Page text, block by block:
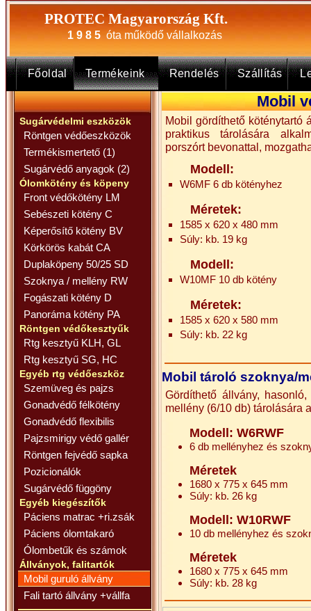
PROTEC Magyarország Kft.
1 9 8 5 óta működő vállalkozás
Főoldal Termékeink Rendelés Szállítás
Mobil
Mobil gördíthető köténytartó
praktikus tárolására
porszórt bevonattal,
Modell:
W6MF 6 db kötényhez
Méretek:
1585 x 620 x 480 mm
Súly: kb. 19 kg
Modell:
W10MF 10 db kötény
Méretek:
1585 x 620 x 580 mm
Súly: kb. 22 kg
Mobil tároló szoknya/
Gördíthető állvány,
mellény (6/10 db) tárolására
Modell: W6RWF
6 db mellényhez és
Méretek
1680 x 775 x 645 mm
Súly: kb. 26 kg
Modell: W10RWF
10 db mellényhez és
Méretek
1680 x 775 x 645 mm
Súly: kb. 28 kg
Sugárvédelmi eszközök
Röntgen védőeszközök
Termékismertető (1)
Sugárvédő anyagok (2)
Ólomkötény és köpeny
Front védőkötény LM
Sebészeti kötény C
Képerősítő kötény BV
Körkörös kabát CA
Duplaköpeny 50/25 SD
Szoknya / mellény RW
Fogászati kötény D
Panoráma kötény PA
Röntgen védőkesztyűk
Rtg kesztyű KLH, GL
Rtg kesztyű SG, HC
Egyéb rtg védőeszköz
Szemüveg és pajzs
Gonadvédő félkötény
Gonadvédő flexibilis
Pajzsmirigy védő gallér
Röntgen fejvédő sapka
Pozicionálók
Sugárvédő függöny
Egyéb kiegészítők
Páciens matrac +ri.zsák
Páciens ólomtakaró
Ólombetűk és számok
Állványok, falitartók
Mobil guruló állvány
Fali tartó állvány +vállfa